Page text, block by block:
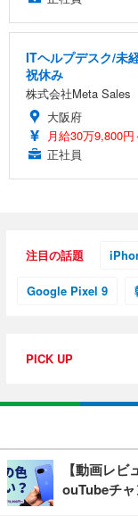
ITヘルプデスク/未
祝休み
株式会社Meta Sales
大阪府
月給30万9,800
正社員
注目の話題
Google Pixel 9
PICK UP
【動画レ
ouTubeチ